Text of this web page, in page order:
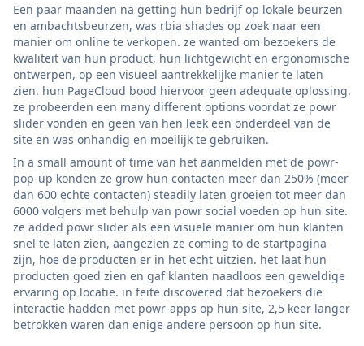
Een paar maanden na getting hun bedrijf op lokale beurzen
en ambachtsbeurzen, was rbia shades op zoek naar een
manier om online te verkopen. ze wanted om bezoekers de
kwaliteit van hun product, hun lichtgewicht en ergonomische
ontwerpen, op een visueel aantrekkelijke manier te laten
zien. hun PageCloud bood hiervoor geen adequate oplossing.
ze probeerden een many different options voordat ze powr
slider vonden en geen van hen leek een onderdeel van de
site en was onhandig en moeilijk te gebruiken.
In a small amount of time van het aanmelden met de powr-
pop-up konden ze grow hun contacten meer dan 250% (meer
dan 600 echte contacten) steadily laten groeien tot meer dan
6000 volgers met behulp van powr social voeden op hun site.
ze added powr slider als een visuele manier om hun klanten
snel te laten zien, aangezien ze coming to de startpagina
zijn, hoe de producten er in het echt uitzien. het laat hun
producten goed zien en gaf klanten naadloos een geweldige
ervaring op locatie. in feite discovered dat bezoekers die
interactie hadden met powr-apps op hun site, 2,5 keer langer
betrokken waren dan enige andere persoon op hun site.